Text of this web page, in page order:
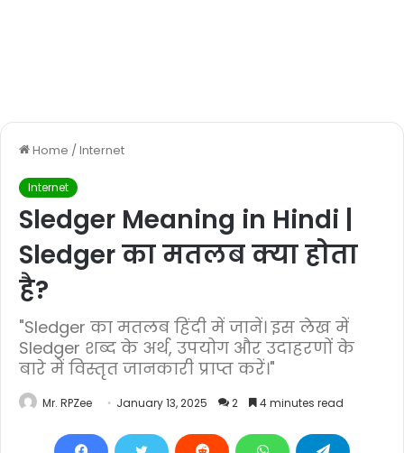
Home /Internet
Internet
Sledger Meaning in Hindi |
Sledger का मतलब क्या होता
है?
"Sledger का मतलब हिंदी में जानें। इस लेख में
Sledger शब्द के अर्थ, उपयोग और उदाहरणों के
बारे में विस्तृत जानकारी प्राप्त करें।"
Mr. RPZee January 13, 2025 2 4 minutes read